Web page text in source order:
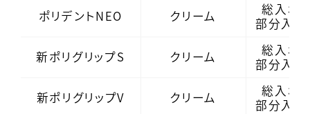
ポリデントNEO クリーム
総入れ
部分入
新ポリグリップS
クリーム
総入れ
部分入
新ポリグリップV
クリーム
総入れ
部分入